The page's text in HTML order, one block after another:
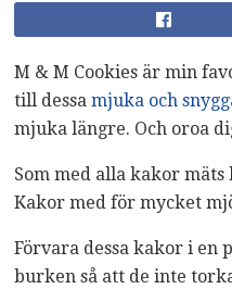
M & M Cookies är min
till dessa mjuka och
mjuka längre. Och oroa
Som med alla kakor
Kakor med för mycket
Förvara dessa kakor i en
burken så att de inte